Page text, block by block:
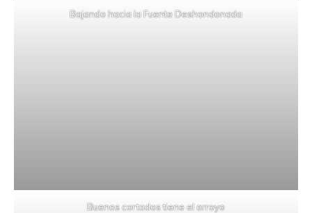
Bajando hacia la Fuente Deshondonada
Buenos cortados tiene el arroyo